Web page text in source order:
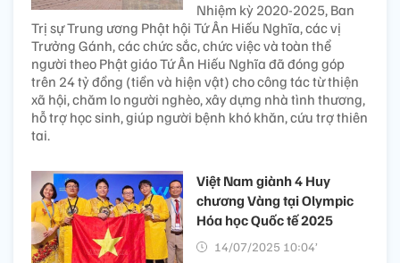
Nhiệm kỳ 2020-2025, Ban
Trị sự Trung ương Phật hội Tứ Ân Hiếu Nghĩa, các vị
Trưởng Gánh, các chức sắc, chức việc và toàn thể
người theo Phật giáo Tứ Ân Hiếu Nghĩa đã đóng góp
trên 24 tỷ đồng (tiền và hiện vật) cho công tác từ thiện
xã hội, chăm lo người nghèo, xây dựng nhà tình thương,
hỗ trợ học sinh, giúp người bệnh khó khăn, cứu trợ thiên
tai.
Việt Nam giành 4 Huy
chương Vàng tại Olympic
Hóa học Quốc tế 2025
14/07/2025 10:04’